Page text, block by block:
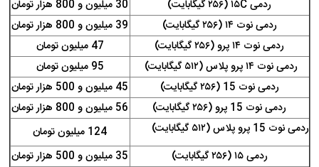
ردمی ۱۵C (۲۵۶ گیگابایت)
30 میلیون و 800 هزار تومان
ردمی نوت ۱۴ (۲۵۶ گیگابایت)
39 میلیون و 800 هزار تومان
ردمی نوت ۱۴ پرو (۲۵۶ گیگابایت)
47 میلیون تومان
ردمی نوت ۱۴ پرو پلاس (۵۱۲ گیگابایت)
95 میلیون تومان
ردمی نوت 15 (۲۵۶ گیگابایت)
45 میلیون و 500 هزار تومان
ردمی نوت 15 پرو (۲۵۶ گیگابایت)
56 میلیون و 800 هزار تومان
ردمی نوت 15 پرو پلاس (۵۱۲ گیگابایت)
124 میلیون تومان
ردمی ۱۵ (۲۵۶ گیگابایت)
35 میلیون و 500 هزار تومان